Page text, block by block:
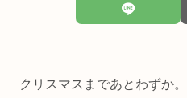
クリスマスまであとわずか。